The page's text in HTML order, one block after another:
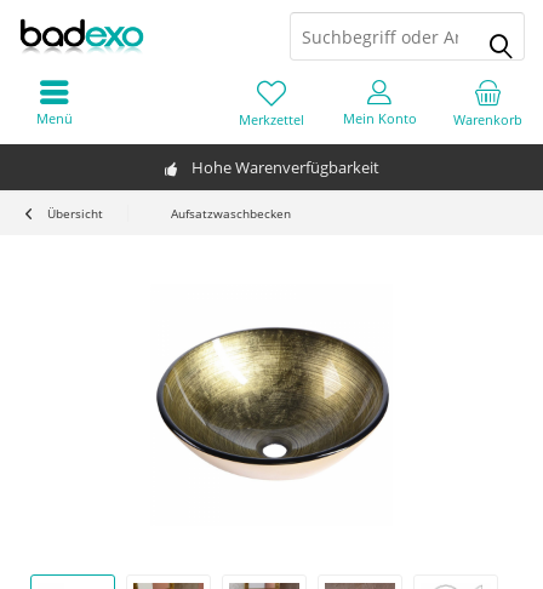
Hohe Warenverfügbarkeit
Warenkorb
Merkzettel Mein Konto
Menü
Übersicht Aufsatzwaschbecken